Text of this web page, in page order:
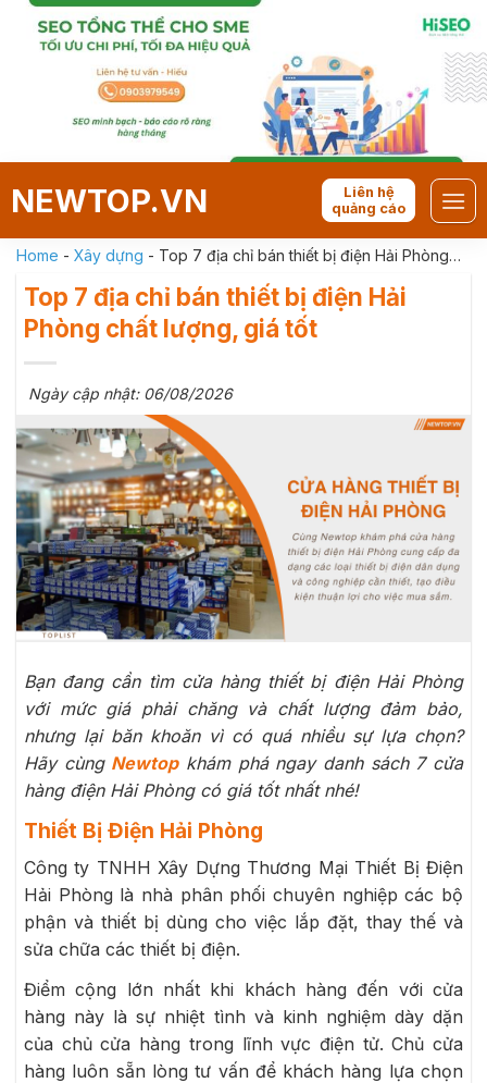
Skip
NEWTOP.VN
Liên hệ
quảng cáo
Home - Xây dựng - Top 7 địa chỉ bán thiết bị điện Hải Phòng
Top 7 địa chỉ bán thiết bị điện Hải
Phòng chất lượng, giá tốt
Ngày cập nhật: 06/08/2026
Bạn đang cần tìm cửa hàng thiết bị điện Hải Phòng
với mức giá phải chăng và chất lượng đảm bảo,
nhưng lại băn khoăn vì có quá nhiều sự lựa chọn?
Hãy cùng Newtopkhám phá ngay danh sách 7 cửa
hàng điện Hải Phòng có giá tốt nhất nhé!
Thiết Bị Điện Hải Phòng
Công ty TNHH Xây Dựng Thương Mại Thiết Bị Điện
Hải Phòng là nhà phân phối chuyên nghiệp các bộ
phận và thiết bị dùng cho việc lắp đặt, thay thế và
sửa chữa các thiết bị điện.
Điểm cộng lớn nhất khi khách hàng đến với cửa
hàng này là sự nhiệt tình và kinh nghiệm dày dặn
của chủ cửa hàng trong lĩnh vực điện tử. Chủ cửa
hàng luôn sẵn lòng tư vấn để khách hàng lựa chọn